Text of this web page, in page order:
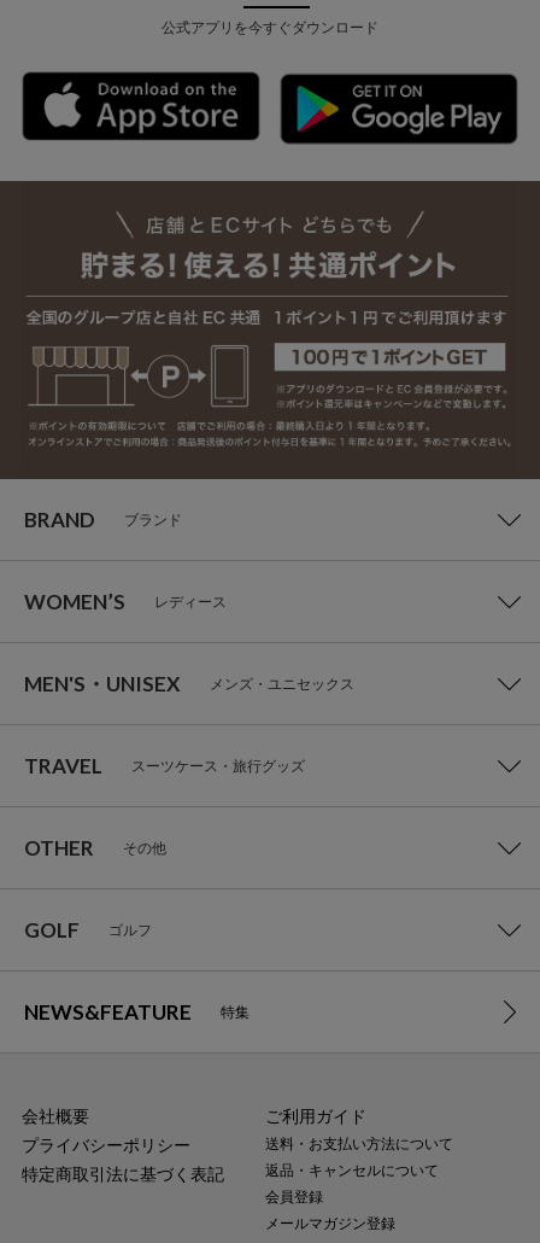
公式アプリを今すぐダウンロード
BRAND ブランド
WOMEN’S レディース
MEN'S・UNISEX メンズ・ユニセックス
TRAVEL スーツケース・旅行グッズ
OTHER その他
GOLF ゴルフ
NEWS&FEATURE 特集
会社概要
プライバシーポリシー
特定商取引法に基づく表記
ご利用ガイド
送料・お支払い方法について
返品・キャンセルについて
会員登録
メールマガジン登録